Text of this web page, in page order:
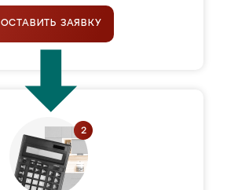
ОСТАВИТЬ ЗАЯВКУ